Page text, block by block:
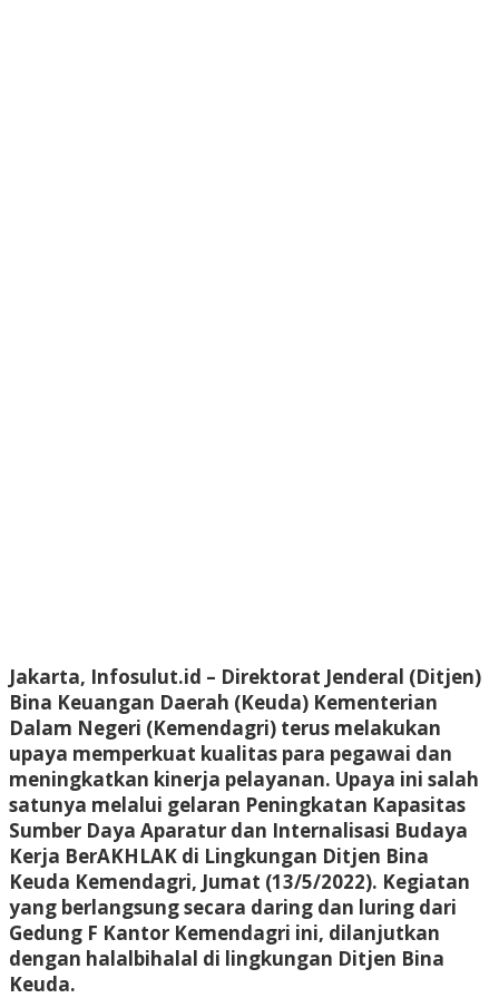
Jakarta, Infosulut.id – Direktorat Jenderal (Ditjen)
Bina Keuangan Daerah (Keuda) Kementerian
Dalam Negeri (Kemendagri) terus melakukan
upaya memperkuat kualitas para pegawai dan
meningkatkan kinerja pelayanan. Upaya ini salah
satunya melalui gelaran Peningkatan Kapasitas
Sumber Daya Aparatur dan Internalisasi Budaya
Kerja BerAKHLAK di Lingkungan Ditjen Bina
Keuda Kemendagri, Jumat (13/5/2022). Kegiatan
yang berlangsung secara daring dan luring dari
Gedung F Kantor Kemendagri ini, dilanjutkan
dengan halalbihalal di lingkungan Ditjen Bina
Keuda.